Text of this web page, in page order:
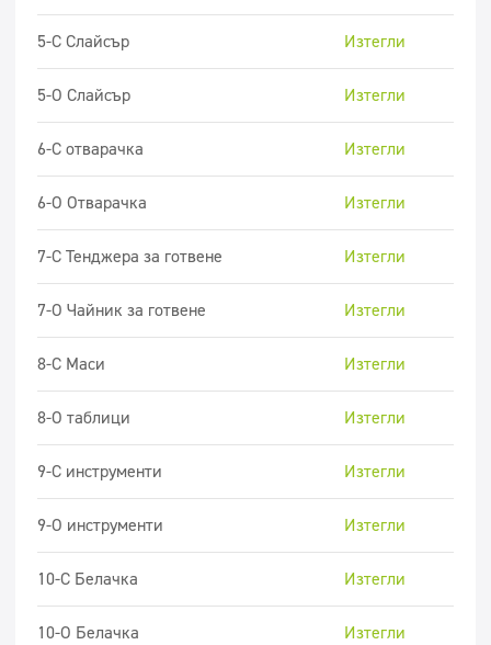
5-C Слайсър Изтегли
5-O Слайсър Изтегли
6-C отварачка Изтегли
6-O Отварачка Изтегли
7-C Тенджера за готвене Изтегли
7-O Чайник за готвене Изтегли
8-C Маси Изтегли
8-O таблици Изтегли
9-C инструменти Изтегли
9-O инструменти Изтегли
10-C Белачка Изтегли
10-O Белачка Изтегли